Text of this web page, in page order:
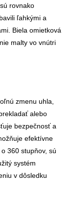
rovnako
ľahkými a
Biela omietková
malty vo vnútri
zmenu uhla,
alebo
bezpečnosť a
efektívne
360 stupňov, sú
systém
v dôsledku